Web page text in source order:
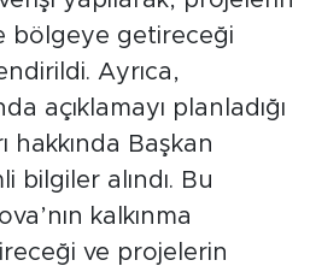
bölgeye getireceği
Ayrıca,
açıklamayı planladığı
hakkında Başkan
bilgiler alındı. Bu
kalkınma
ve projelerin